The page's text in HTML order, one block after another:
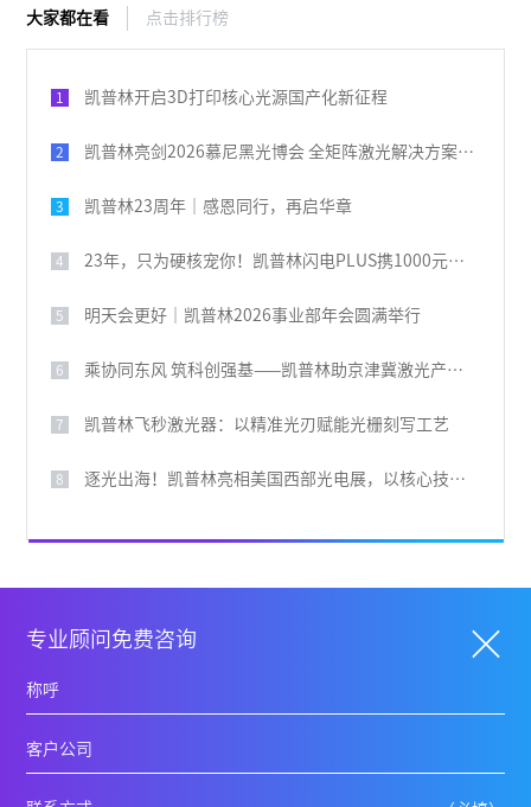
大家都在看 点击排行榜
1 凯普林开启3D打印核心光源国产化新征程
2 凯普林亮剑2026慕尼黑光博会 全矩阵激光解决方案破解全球产业痛点
3 凯普林23周年｜感恩同行，再启华章
4 23年，只为硬核宠你！凯普林闪电PLUS携1000元豪礼，引爆全场
5 明天会更好｜凯普林2026事业部年会圆满举行
6 乘协同东风 筑科创强基——凯普林助京津冀激光产业共兴
7 凯普林飞秒激光器：以精准光刃赋能光栅刻写工艺
8 逐光出海！凯普林亮相美国西部光电展，以核心技术叩响国际大门
专业顾问免费咨询